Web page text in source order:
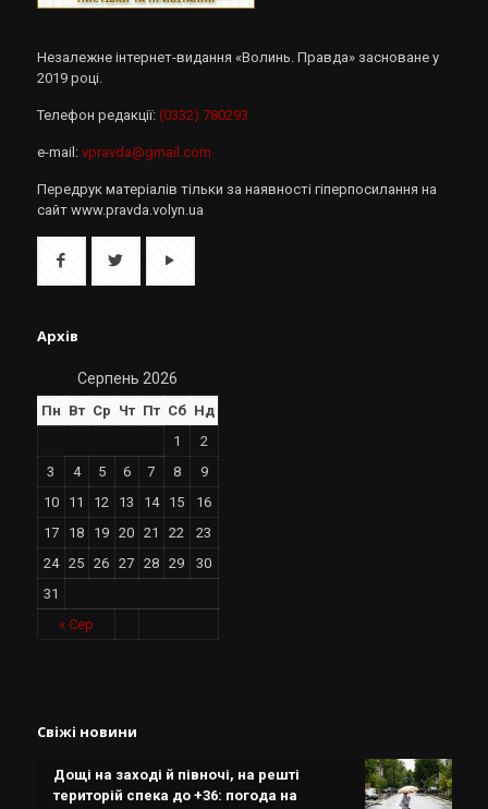
Незалежне інтернет-видання «Волинь. Правда» засноване у
2019 році.
Телефон редакції: (0332) 780293
e-mail: vpravda@gmail.com
Передрук матеріалів тільки за наявності гіперпосилання на
сайт www.pravda.volyn.ua
Архів
Серпень 2026
Пн Вт Ср Чт Пт Сб Нд
« Сер
1
2
3
4 5 6 7 8
9
10
11 12 13 14 15
16
17
18 19 20 21 22
23
24
25 26 27 28 29
30
31
Свіжі новини
Дощі на заході й півночі, на решті
територій спека до +36: погода на